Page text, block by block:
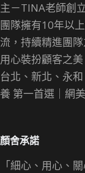
主－TINA老師創
團隊擁有10年以
流，持續精進團
用心裝扮顧客之
台北、新北、永
養 第一首選｜網
顏舍承諾
「細心、用心、